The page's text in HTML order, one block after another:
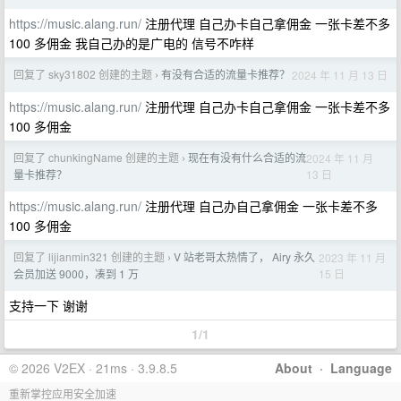
https://music.alang.run/ 注册代理 自己办卡自己拿佣金 一张卡差不多
100 多佣金 我自己办的是广电的 信号不咋样
回复了 sky31802 创建的主题 › 有没有合适的流量卡推荐？ 2024 年 11 月 13 日
https://music.alang.run/ 注册代理 自己办卡自己拿佣金 一张卡差不多
100 多佣金
回复了 chunkingName 创建的主题 › 现在有没有什么合适的流
量卡推荐？
2024 年 11 月
13 日
https://music.alang.run/ 注册代理 自己办自己拿佣金 一张卡差不多
100 多佣金
回复了 lijianmin321 创建的主题 › V 站老哥太热情了， Airy 永久
会员加送 9000，凑到 1 万
2023 年 11 月
15 日
支持一下 谢谢
1/1
About · Language
© 2026 V2EX · 21ms · 3.9.8.5
重新掌控应用安全加速